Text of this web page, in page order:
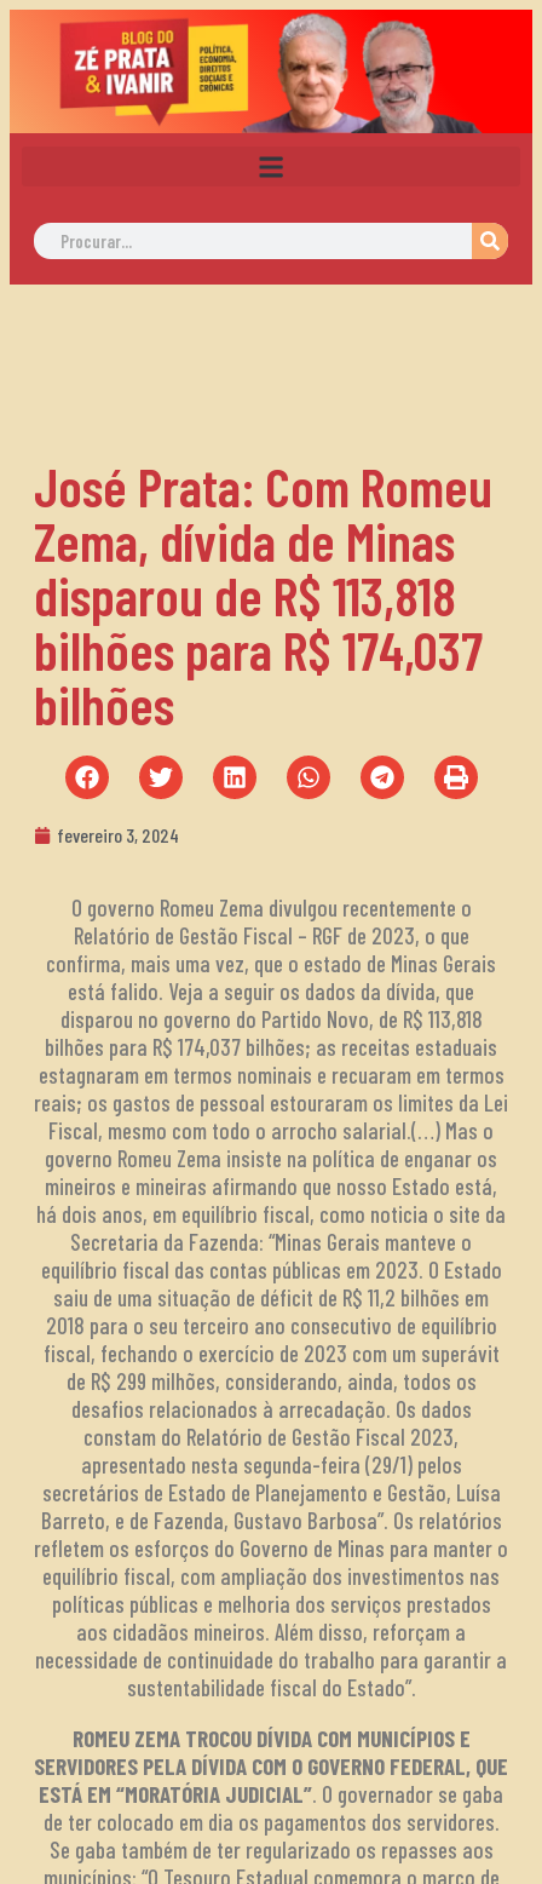
José Prata: Com Romeu
Zema, dívida de Minas
disparou de R$ 113,818
bilhões para R$ 174,037
bilhões
fevereiro 3, 2024
O governo Romeu Zema divulgou recentemente o
Relatório de Gestão Fiscal – RGF de 2023, o que
confirma, mais uma vez, que o estado de Minas Gerais
está falido. Veja a seguir os dados da dívida, que
disparou no governo do Partido Novo, de R$ 113,818
bilhões para R$ 174,037 bilhões; as receitas estaduais
estagnaram em termos nominais e recuaram em termos
reais; os gastos de pessoal estouraram os limites da Lei
Fiscal, mesmo com todo o arrocho salarial.(…) Mas o
governo Romeu Zema insiste na política de enganar os
mineiros e mineiras afirmando que nosso Estado está,
há dois anos, em equilíbrio fiscal, como noticia o site da
Secretaria da Fazenda: “Minas Gerais manteve o
equilíbrio fiscal das contas públicas em 2023. O Estado
saiu de uma situação de déficit de R$ 11,2 bilhões em
2018 para o seu terceiro ano consecutivo de equilíbrio
fiscal, fechando o exercício de 2023 com um superávit
de R$ 299 milhões, considerando, ainda, todos os
desafios relacionados à arrecadação. Os dados
constam do Relatório de Gestão Fiscal 2023,
apresentado nesta segunda-feira (29/1) pelos
secretários de Estado de Planejamento e Gestão, Luísa
Barreto, e de Fazenda, Gustavo Barbosa”. Os relatórios
refletem os esforços do Governo de Minas para manter o
equilíbrio fiscal, com ampliação dos investimentos nas
políticas públicas e melhoria dos serviços prestados
aos cidadãos mineiros. Além disso, reforçam a
necessidade de continuidade do trabalho para garantir a
sustentabilidade fiscal do Estado”.
ROMEU ZEMA TROCOU DÍVIDA COM MUNICÍPIOS E
SERVIDORES PELA DÍVIDA COM O GOVERNO FEDERAL, QUE
ESTÁ EM “MORATÓRIA JUDICIAL”. O governador se gaba
de ter colocado em dia os pagamentos dos servidores.
Se gaba também de ter regularizado os repasses aos
municípios: “O Tesouro Estadual comemora o marco de